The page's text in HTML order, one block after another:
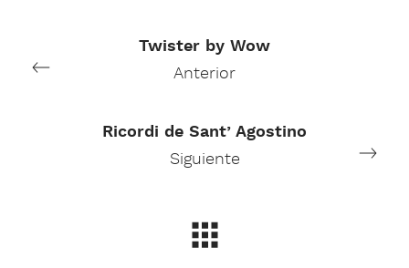
Twister by Wow
Anterior
Ricordi de Sant’ Agostino
Siguiente